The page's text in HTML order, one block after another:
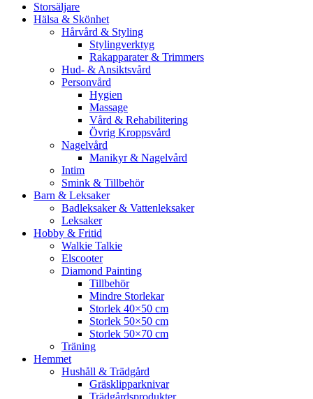
Storsäljare
Hälsa & Skönhet
Hårvård & Styling
Stylingverktyg
Rakapparater & Trimmers
Hud- & Ansiktsvård
Personvård
Hygien
Massage
Vård & Rehabilitering
Övrig Kroppsvård
Nagelvård
Manikyr & Nagelvård
Intim
Smink & Tillbehör
Barn & Leksaker
Badleksaker & Vattenleksaker
Leksaker
Hobby & Fritid
Walkie Talkie
Elscooter
Diamond Painting
Tillbehör
Mindre Storlekar
Storlek 40×50 cm
Storlek 50×50 cm
Storlek 50×70 cm
Träning
Hemmet
Hushåll & Trädgård
Gräsklipparknivar
Trädgårdsprodukter